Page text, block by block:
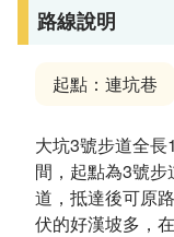
路線說明
起點：連坑巷
大坑3號步道全
間，起點為3號
道，抵達後可原
伏的好漢坡多，